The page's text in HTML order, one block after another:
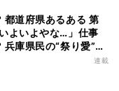
都道府県あるある 第
よいよやな…」仕事
庫県民の“祭り愛”が
連載